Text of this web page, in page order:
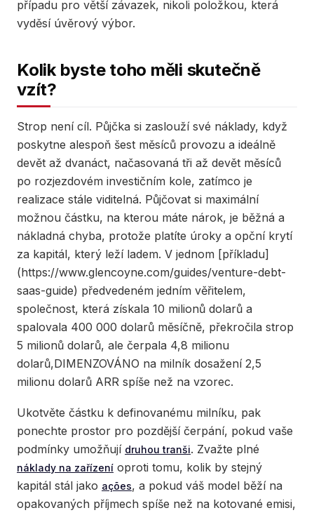
případu pro větší závazek, nikoli položkou, která
vyděsí úvěrový výbor.
Kolik byste toho měli skutečně
vzít?
Strop není cíl. Půjčka si zaslouží své náklady, když
poskytne alespoň šest měsíců provozu a ideálně
devět až dvanáct, načasovaná tři až devět měsíců
po rozjezdovém investičním kole, zatímco je
realizace stále viditelná. Půjčovat si maximální
možnou částku, na kterou máte nárok, je běžná a
nákladná chyba, protože platíte úroky a opční krytí
za kapitál, který leží ladem. V jednom [příkladu]
(https://www.glencoyne.com/guides/venture-debt-
saas-guide) předvedeném jedním věřitelem,
společnost, která získala 10 milionů dolarů a
spalovala 400 000 dolarů měsíčně, překročila strop
5 milionů dolarů, ale čerpala 4,8 milionu
dolarů,DIMENZOVÁNO na milník dosažení 2,5
milionu dolarů ARR spíše než na vzorec.
Ukotvěte částku k definovanému milníku, pak
ponechte prostor pro pozdější čerpání, pokud vaše
podmínky umožňují druhou tranši. Zvažte plné
náklady na zařízení oproti tomu, kolik by stejný
kapitál stál jako ações, a pokud váš model běží na
opakovaných příjmech spíše než na kotované emisi,